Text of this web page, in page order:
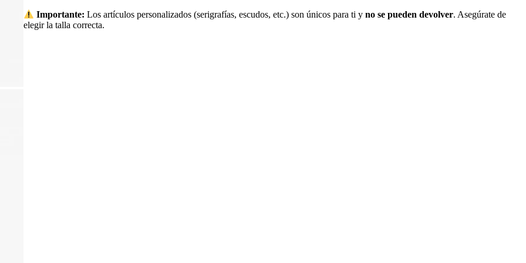
Importante: Los artículos personalizados (serigrafías, escudos, etc.) son únicos para ti yno se pueden devolver. Asegúrate de
elegir la talla correcta.